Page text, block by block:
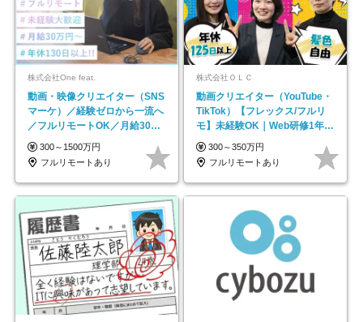
株式会社One feat.
動画・映像クリエイター（SNS
マーケ）／経験ゼロから一流へ
／フルリモートOK／月給30万
円～／年休130日以上
300～1500万円
フルリモートあり
株式会社ＯＬＣ
動画クリエイター（YouTube・
TikTok）【フレックス/フルリ
モ】未経験OK｜Web研修1年間
｜副業OK
300～350万円
フルリモートあり